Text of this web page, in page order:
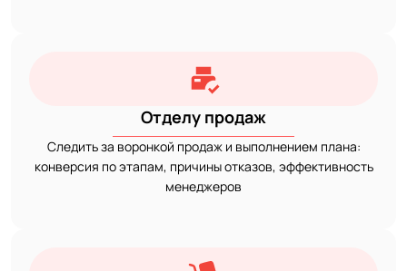
Отделу продаж
Следить за воронкой продаж и выполнением плана:
конверсия по этапам, причины отказов, эффективность
менеджеров